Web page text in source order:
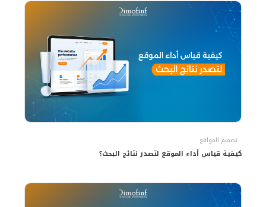
تصميم المواقع
كيفية قياس أداء الموقع لتصدر نتائج البحث؟